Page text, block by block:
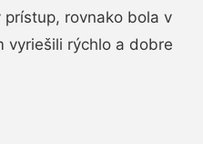
rovnako bola v
vyriešili rýchlo a dobre